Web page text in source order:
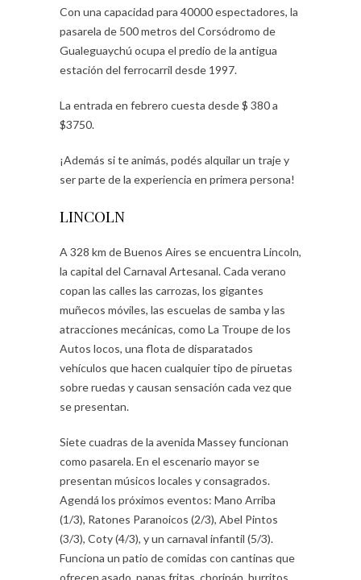
Con una capacidad para 40000 espectadores, la
pasarela de 500 metros del Corsódromo de
Gualeguaychú ocupa el predio de la antigua
estación del ferrocarril desde 1997.
La entrada en febrero cuesta desde $ 380 a
$3750.
¡Además si te animás, podés alquilar un traje y
ser parte de la experiencia en primera persona!
LINCOLN
A 328 km de Buenos Aires se encuentra Lincoln,
la capital del Carnaval Artesanal. Cada verano
copan las calles las carrozas, los gigantes
muñecos móviles, las escuelas de samba y las
atracciones mecánicas, como La Troupe de los
Autos locos, una flota de disparatados
vehículos que hacen cualquier tipo de piruetas
sobre ruedas y causan sensación cada vez que
se presentan.
Siete cuadras de la avenida Massey funcionan
como pasarela. En el escenario mayor se
presentan músicos locales y consagrados.
Agendá los próximos eventos: Mano Arriba
(1/3), Ratones Paranoicos (2/3), Abel Pintos
(3/3), Coty (4/3), y un carnaval infantil (5/3).
Funciona un patio de comidas con cantinas que
ofrecen asado, papas fritas, choripán, burritos,